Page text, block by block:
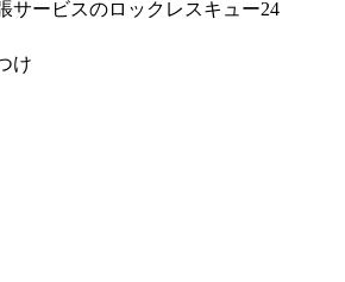
サービスのロックレスキュー24